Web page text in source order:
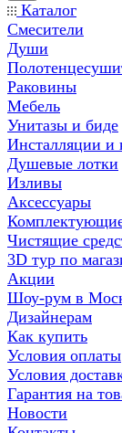
Каталог
Смесители
Души
Раковины
Мебель
Унитазы и биде
Инсталляции и
Душевые лотки
Изливы
Аксессуары
Чистящие
3D тур по
Акции
Шоу-рум в
Дизайнерам
Как купить
Условия оплаты
Условия
Гарантия на
Новости